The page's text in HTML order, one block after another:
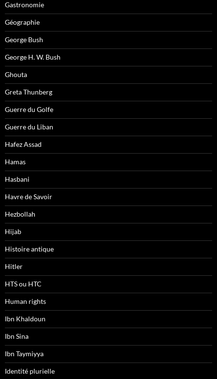
Gastronomie
Géographie
George Bush
George H. W. Bush
Ghouta
Greta Thunberg
Guerre du Golfe
Guerre du Liban
Hafez Assad
Hamas
Hasbani
Havre de Savoir
Hezbollah
Hijab
Histoire antique
Hitler
HTS ou HTC
Human rights
Ibn Khaldoun
Ibn Sina
Ibn Taymiyya
Identité plurielle